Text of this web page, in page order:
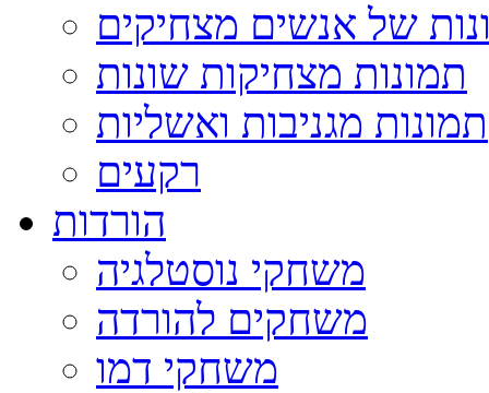
של אנשים מצחיקים
תמונות מצחיקות שונות
תמונות מגניבות ואשליות
רקעים
הורדות
משחקי נוסטלגיה
משחקים להורדה
משחקי דמו